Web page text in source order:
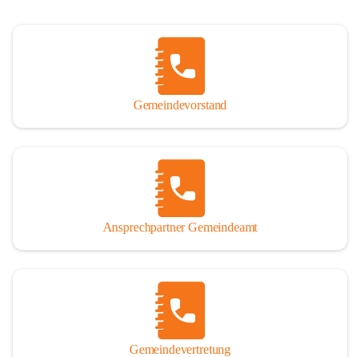
Gemeindevorstand
Ansprechpartner Gemeindeamt
Gemeindevertretung